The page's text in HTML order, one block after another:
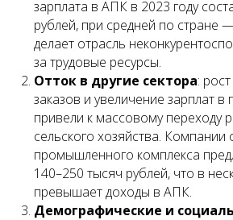
зарплата в АПК в 2023 году
рублей, при средней по стране
делает отрасль
за трудовые ресурсы.
Отток в другие сектора:
заказов и увеличение зарплат
привели к массовому переходу
сельского хозяйства.
промышленного комплекса
140–250 тысяч рублей, что в
превышает доходы в АПК.
Демографические и